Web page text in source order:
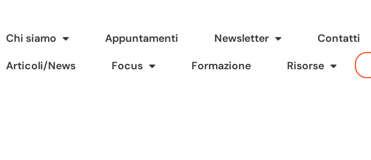
Chi siamo Appuntamenti Newsletter Contatti
Articoli/News Focus Formazione Risorse